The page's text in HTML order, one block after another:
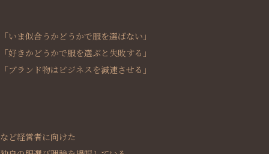
「いま似合うかどうかで服を選ばない」
「好きかどうかで服を選ぶと失敗する」
「ブランド物はビジネスを減速させる」
など経営者に向けた